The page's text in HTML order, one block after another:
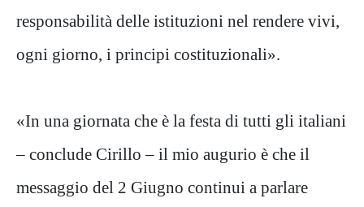
responsabilità delle istituzioni nel rendere vivi,
ogni giorno, i principi costituzionali».
«In una giornata che è la festa di tutti gli italiani
– conclude Cirillo – il mio augurio è che il
messaggio del 2 Giugno continui a parlare